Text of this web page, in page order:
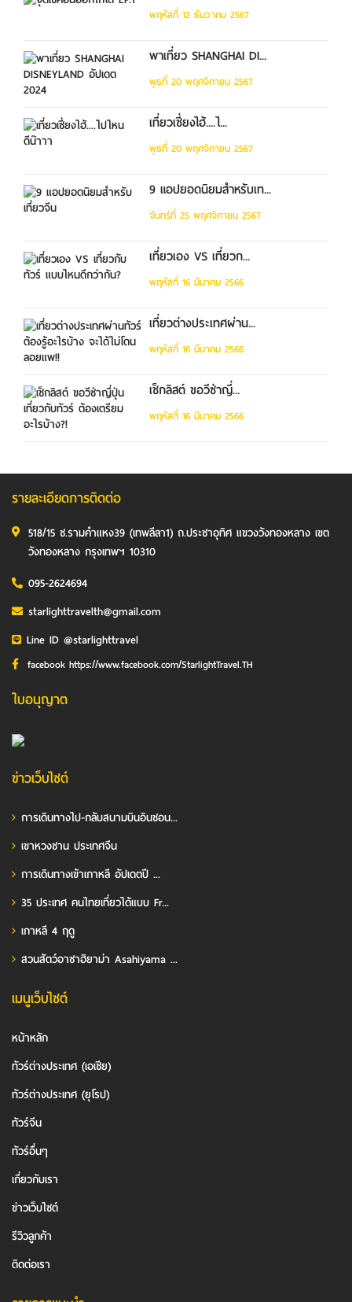
พฤหัสที่ 12 ธันวาคม 2567
พาเที่ยว SHANGHAI DI...
พุธที่ 20 พฤศจิกายน 2567
เที่ยวเซี่ยงไฮ้....ไ...
พุธที่ 20 พฤศจิกายน 2567
9 แอปยอดนิยมสำหรับเท...
จันทร์ที่ 25 พฤศจิกายน 2567
เที่ยวเอง VS เที่ยวก...
พฤหัสที่ 16 มีนาคม 2566
เที่ยวต่างประเทศผ่าน...
พฤหัสที่ 16 มีนาคม 2566
เช็กลิสต์ ขอวีซ่าญี่...
พฤหัสที่ 16 มีนาคม 2566
รายละเอียดการติดต่อ
518/15 ซ.รามคำแหง39 (เทพลีลา1) ถ.ประชาอุทิศ แขวงวังทองหลาง เขต
วังทองหลาง กรุงเทพฯ 10310
095-2624694
starlighttravelth@gmail.com
Line ID @starlighttravel
facebook https://www.facebook.com/StarlightTravel.TH
ใบอนุญาต
ข่าวเว็บไซต์
การเดินทางไป-กลับสนามบินอินชอน...
เขาหวงซาน ประเทศจีน
การเดินทางเข้าเกาหลี อัปเดตปี ...
35 ประเทศ คนไทยเที่ยวได้แบบ Fr...
เกาหลี 4 ฤดู
สวนสัตว์อาซาฮิยาม่า Asahiyama ...
เมนูเว็บไซต์
หน้าหลัก
ทัวร์ต่างประเทศ (เอเชีย)
ทัวร์ต่างประเทศ (ยุโรป)
ทัวร์จีน
ทัวร์อื่นๆ
เกี่ยวกับเรา
ข่าวเว็บไซต์
รีวิวลูกค้า
ติดต่อเรา